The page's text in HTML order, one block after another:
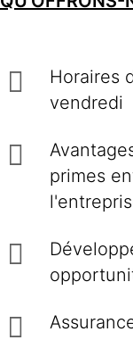
Horaires
vendredi
primes